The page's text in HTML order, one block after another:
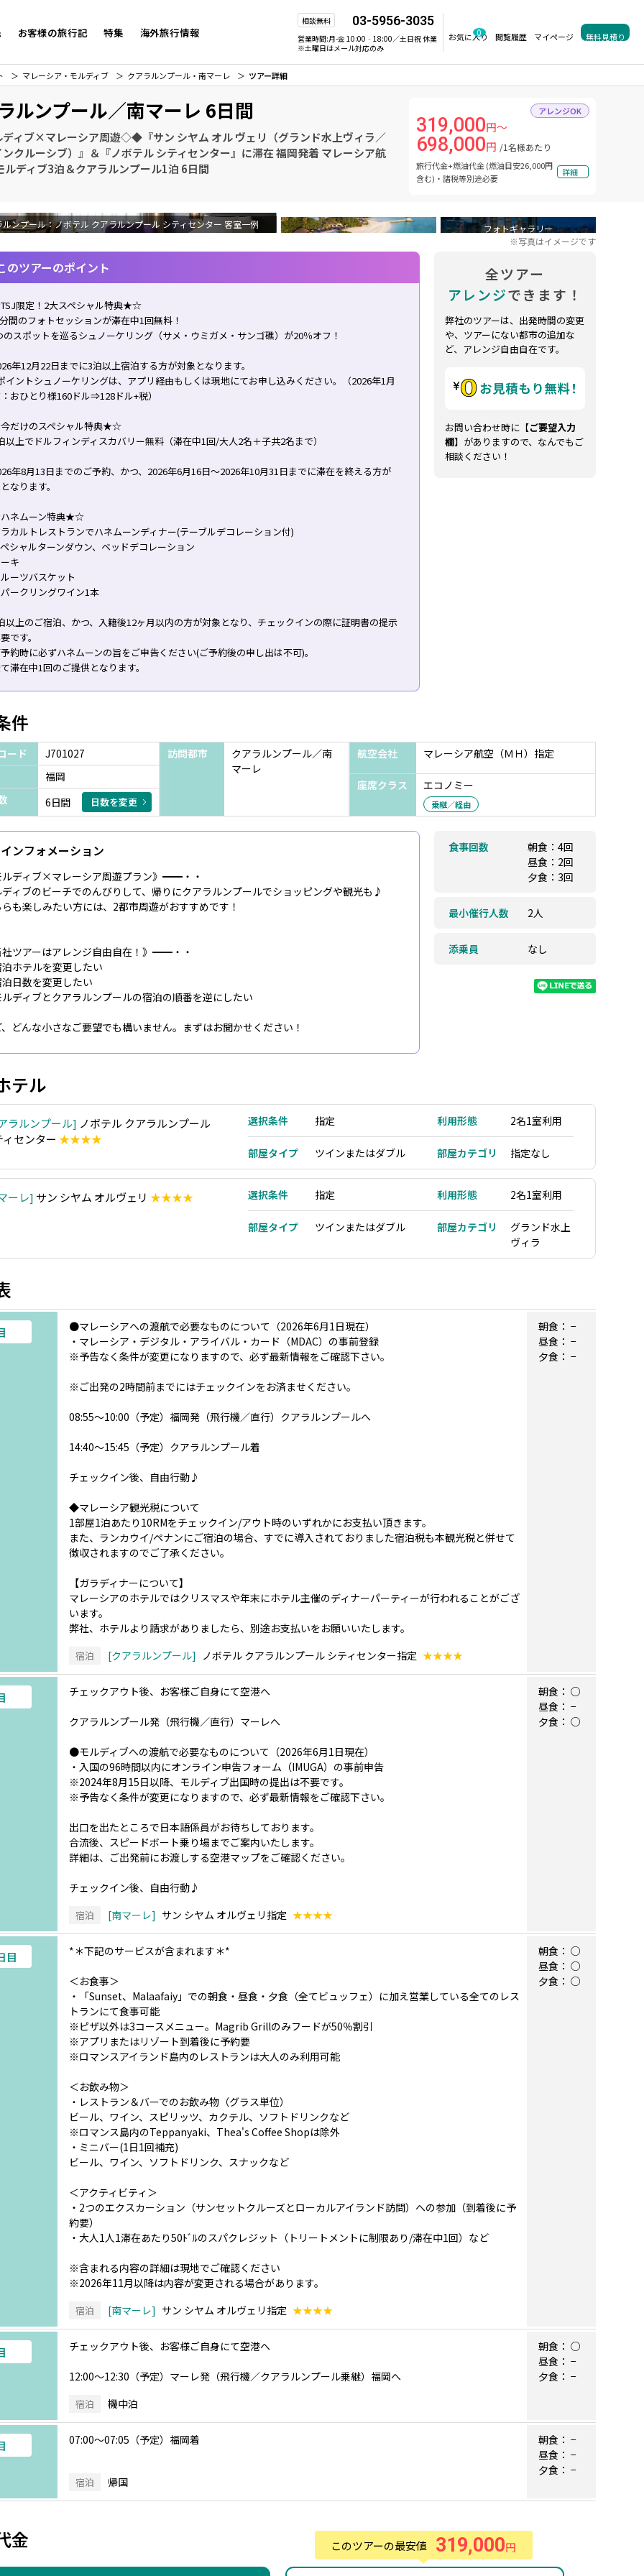
お客様の旅行記 特集 海外旅行情報
相談無料 03-5956-3035
営業時間:月-金 10:00‐18:00／土日祝 休業
※土曜日はメール対応のみ
お気に入り
0 閲覧履歴 マイページ 無料見積り
マレーシア・モルディブ クアラルンプール・南マーレ ツアー詳細
ルンプール／南マーレ 6日間
ィブ×マレーシア周遊◇◆『サン シヤム オル ヴェリ（グランド水上ヴィラ／
クルーシブ）』＆『ノボテル シティセンター』に滞在 福岡発着 マレーシア航
ルディブ3泊＆クアラルンプール1泊 6日間
アレンジOK
319,000円～
698,000円 /1名様あたり
旅行代金+燃油代金 (燃油目安26,000円
含む)・諸税等別途必要
詳細
ルンプール：ノボテル クアラルンプール シティセンター 客室一例
フォトギャラリー
※写真はイメージです
のツアーのポイント
限定！2大スペシャル特典★☆
間のフォトセッションが滞在中1回無料！
のスポットを巡るシュノーケリング（サメ・ウミガメ・サンゴ礁）が20％オフ！
年12月22日までに3泊以上宿泊する方が対象となります。
ントシュノーケリングは、アプリ経由もしくは現地にてお申し込みください。（2026年1月
おひとり様160ドル⇒128ドル+税）
だけのスペシャル特典★☆
以上でドルフィンディスカバリー無料（滞在中1回/大人2名＋子共2名まで）
年8月13日までのご予約、かつ、2026年6月16日～2026年10月31日までに滞在を終える方が
なります。
ネムーン特典★☆
カルトレストランでハネムーンディナー(テーブルデコレーション付)
シャルターンダウン、ベッドデコレーション
キ
ーツバスケット
ークリングワイン1本
上のご宿泊、かつ、入籍後12ヶ月以内の方が対象となり、チェックインの際に証明書の提示
です。
約時に必ずハネムーンの旨をご申告ください(ご予約後の申し出は不可)。
滞在中1回のご提供となります。
全ツアー
アレンジできます！
弊社のツアーは、出発時間の変更
や、ツアーにない都市の追加な
ど、アレンジ自由自在です。
お問い合わせ時に【ご要望入力
欄】がありますので、なんでもご
相談ください！
件
ード
J701027
福岡
6日間 日数を変更
訪問都市
クアラルンプール／南
マーレ
航空会社 マレーシア航空（ＭＨ）指定
座席クラス エコノミー
乗継／経由
インフォメーション
ルディブ×マレーシア周遊プラン》━━・・
ィブのビーチでのんびりして、帰りにクアラルンプールでショッピングや観光も♪
も楽しみたい方には、2都市周遊がおすすめです！
ツアーはアレンジ自由自在！》━━・・
ホテルを変更したい
日数を変更したい
ディブとクアラルンプールの宿泊の順番を逆にしたい
どんな小さなご要望でも構いません。まずはお聞かせください！
食事回数
朝食：4回
昼食：2回
夕食：3回
最小催行人数 2人
添乗員 なし
テル
ラルンプール
ノボテル クアラルンプール
ィセンター ★★★★
選択条件 指定 利用形態 2名1室利用
部屋タイプ ツインまたはダブル 部屋カテゴリ 指定なし
ーレ サン シヤム オルヴェリ ★★★★ 選択条件 指定 利用形態 2名1室利用
部屋タイプ ツインまたはダブル 部屋カテゴリ
グランド水上
ヴィラ
●マレーシアへの渡航で必要なものについて（2026年6月1日現在）
・マレーシア・デジタル・アライバル・カード（MDAC）の事前登録
※予告なく条件が変更になりますので、必ず最新情報をご確認下さい。
※ご出発の2時間前までにはチェックインをお済ませください。
08:55～10:00（予定）福岡発（飛行機／直行）クアラルンプールへ
14:40～15:45（予定）クアラルンプール着
チェックイン後、自由行動♪
◆マレーシア観光税について
1部屋1泊あたり10RMをチェックイン/アウト時のいずれかにお支払い頂きます。
また、ランカウイ/ペナンにご宿泊の場合、すでに導入されておりました宿泊税も本観光税と併せて
徴収されますのでご了承ください。
【ガラディナーについて】
マレーシアのホテルではクリスマスや年末にホテル主催のディナーパーティーが行われることがござ
います。
弊社、ホテルより請求がありましたら、別途お支払いをお願いいたします。
宿泊 クアラルンプール ノボテル クアラルンプール シティセンター指定 ★★★★
朝食： −
昼食： −
夕食： −
チェックアウト後、お客様ご自身にて空港へ
クアラルンプール発（飛行機／直行）マーレへ
●モルディブへの渡航で必要なものについて（2026年6月1日現在）
・入国の96時間以内にオンライン申告フォーム（IMUGA）の事前申告
※2024年8月15日以降、モルディブ出国時の提出は不要です。
※予告なく条件が変更になりますので、必ず最新情報をご確認下さい。
出口を出たところで日本語係員がお待ちしております。
合流後、スピードボート乗り場までご案内いたします。
詳細は、ご出発前にお渡しする空港マップをご確認ください。
チェックイン後、自由行動♪
宿泊 南マーレ サン シヤム オルヴェリ指定 ★★★★
朝食： ○
昼食： −
夕食： ○
目 *＊下記のサービスが含まれます＊*
＜お食事＞
・「Sunset、Malaafaiy」での朝食・昼食・夕食（全てビュッフェ）に加え営業している全てのレス
トランにて食事可能
※ピザ以外は3コースメニュー。Magrib Grillのみフードが50％割引
※アプリまたはリゾート到着後に予約要
※ロマンスアイランド島内のレストランは大人のみ利用可能
＜お飲み物＞
・レストラン＆バーでのお飲み物（グラス単位）
ビール、ワイン、スピリッツ、カクテル、ソフトドリンクなど
※ロマンス島内のTeppanyaki、Thea's Coffee Shopは除外
・ミニバー(1日1回補充)
ビール、ワイン、ソフトドリンク、スナックなど
＜アクティビティ＞
・2つのエクスカーション（サンセットクルーズとローカルアイランド訪問）への参加（到着後に予
約要）
・大人1人1滞在あたり50ﾄﾞﾙのスパクレジット（トリートメントに制限あり/滞在中1回）など
※含まれる内容の詳細は現地でご確認ください
※2026年11月以降は内容が変更される場合があります。
宿泊 南マーレ サン シヤム オルヴェリ指定 ★★★★
朝食： ○
昼食： ○
夕食： ○
チェックアウト後、お客様ご自身にて空港へ
12:00～12:30（予定）マーレ発（飛行機／クアラルンプール乗継）福岡へ
宿泊 機中泊
朝食： ○
昼食： −
夕食： −
07:00～07:05（予定）福岡着
宿泊 帰国
朝食： −
昼食： −
夕食： −
金 このツアーの最安値 319,000円